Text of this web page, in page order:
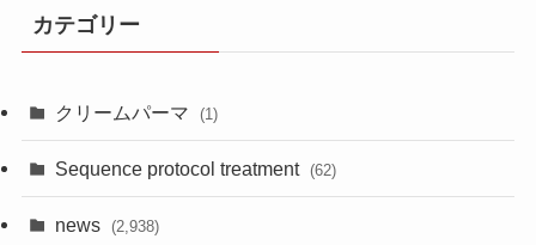
カテゴリー
クリームパーマ (1)
Sequence protocol treatment (62)
news (2,938)